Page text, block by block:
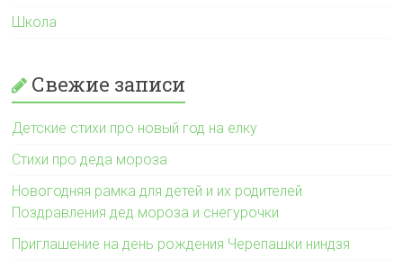
Школа
Свежие записи
Детские стихи про новый год на елку
Стихи про деда мороза
Новогодняя рамка для детей и их родителей
Поздравления дед мороза и снегурочки
Приглашение на день рождения Черепашки ниндзя